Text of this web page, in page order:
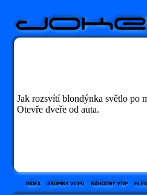
Jak rozsvítí blondýnka světlo po
Otevře dveře od auta.